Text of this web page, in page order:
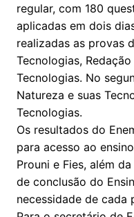
regular, com 180
aplicadas em dois
realizadas as provas
Tecnologias,
Tecnologias. No
Natureza e suas
Tecnologias.
Os resultados do
para acesso ao
Prouni e Fies, além
de conclusão do
necessidade de cada